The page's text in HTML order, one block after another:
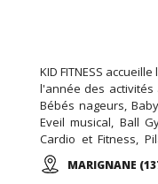
KID FITNESS
l'année des
Bébés nageurs,
Eveil musical, Ball
Cardio et Fitness,
Stages Sportifs
Sportives qui
MARIGNANE